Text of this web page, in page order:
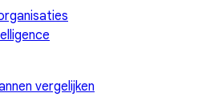
vergelijken